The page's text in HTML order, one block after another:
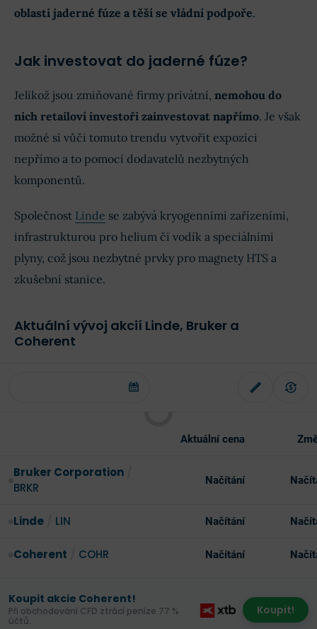
oblasti jaderné fúze a těší se vládní podpoře.
Jak investovat do jaderné fúze?
Jelikož jsou zmiňované firmy privátní, nemohou do
nich retailoví investoři zainvestovat napřímo. Je však
možné si vůči tomuto trendu vytvořit expozici
nepřímo a to pomocí dodavatelů nezbytných
komponentů.
Společnost Linde se zabývá kryogenními zařízeními,
infrastrukturou pro helium či vodík a speciálními
plyny, což jsou nezbytné prvky pro magnety HTS a
zkušební stanice.
Aktuální vývoj akcií Linde, Bruker a
Coherent
Aktuální cena
Bruker Corporation
BRKR
Načítání
Linde LIN Načítání
Coherent COHR Načítání
Koupit akcie Coherent!
Při obchodování CFD ztrácí peníze 77 %
účtů.
Koupit!